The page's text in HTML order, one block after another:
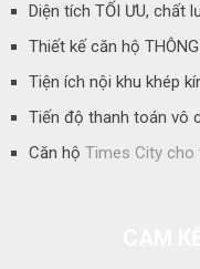
Diện tích TỐI ƯU, chất
Thiết kế căn hộ
Tiện ích nội khu khép
Tiến độ thanh toán vô
Căn hộ Times City cho